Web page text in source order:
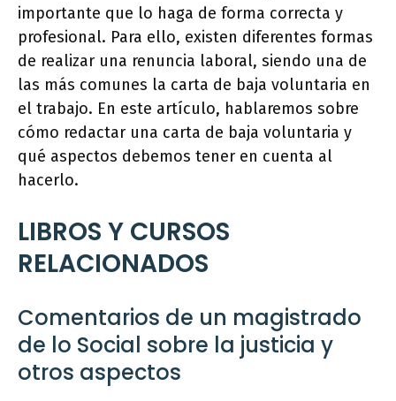
importante que lo haga de forma correcta y
profesional. Para ello, existen diferentes formas
de realizar una renuncia laboral, siendo una de
las más comunes la carta de baja voluntaria en
el trabajo. En este artículo, hablaremos sobre
cómo redactar una carta de baja voluntaria y
qué aspectos debemos tener en cuenta al
hacerlo.
LIBROS Y CURSOS
RELACIONADOS
Comentarios de un magistrado
de lo Social sobre la justicia y
otros aspectos